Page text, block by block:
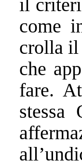
il
come
crolla il
che
fare.
stessa